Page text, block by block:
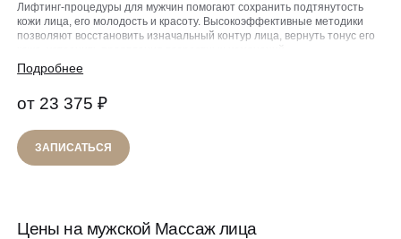
Программа лояльности
Контакты
8 800 775 40 40
Лифтинг-процедуры для мужчин помогают сохранить подтянутость
кожи лица, его молодость и красоту. Высокоэффективные методики
позволяют восстановить изначальный контур лица, вернуть тонус его
Целенаправленное воздействие на мягкие ткани способствует
возвращению к ним природной эластичности и упругости, активации
специализированных техник массажа положительный результат
Подробнее
от 23 375 ₽
ЗАПИСАТЬСЯ
Цены на мужской Массаж лица